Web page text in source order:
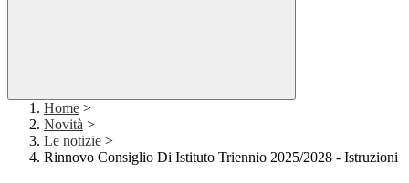
Home >
Novità >
Le notizie >
Rinnovo Consiglio Di Istituto Triennio 2025/2028 - Istruzioni